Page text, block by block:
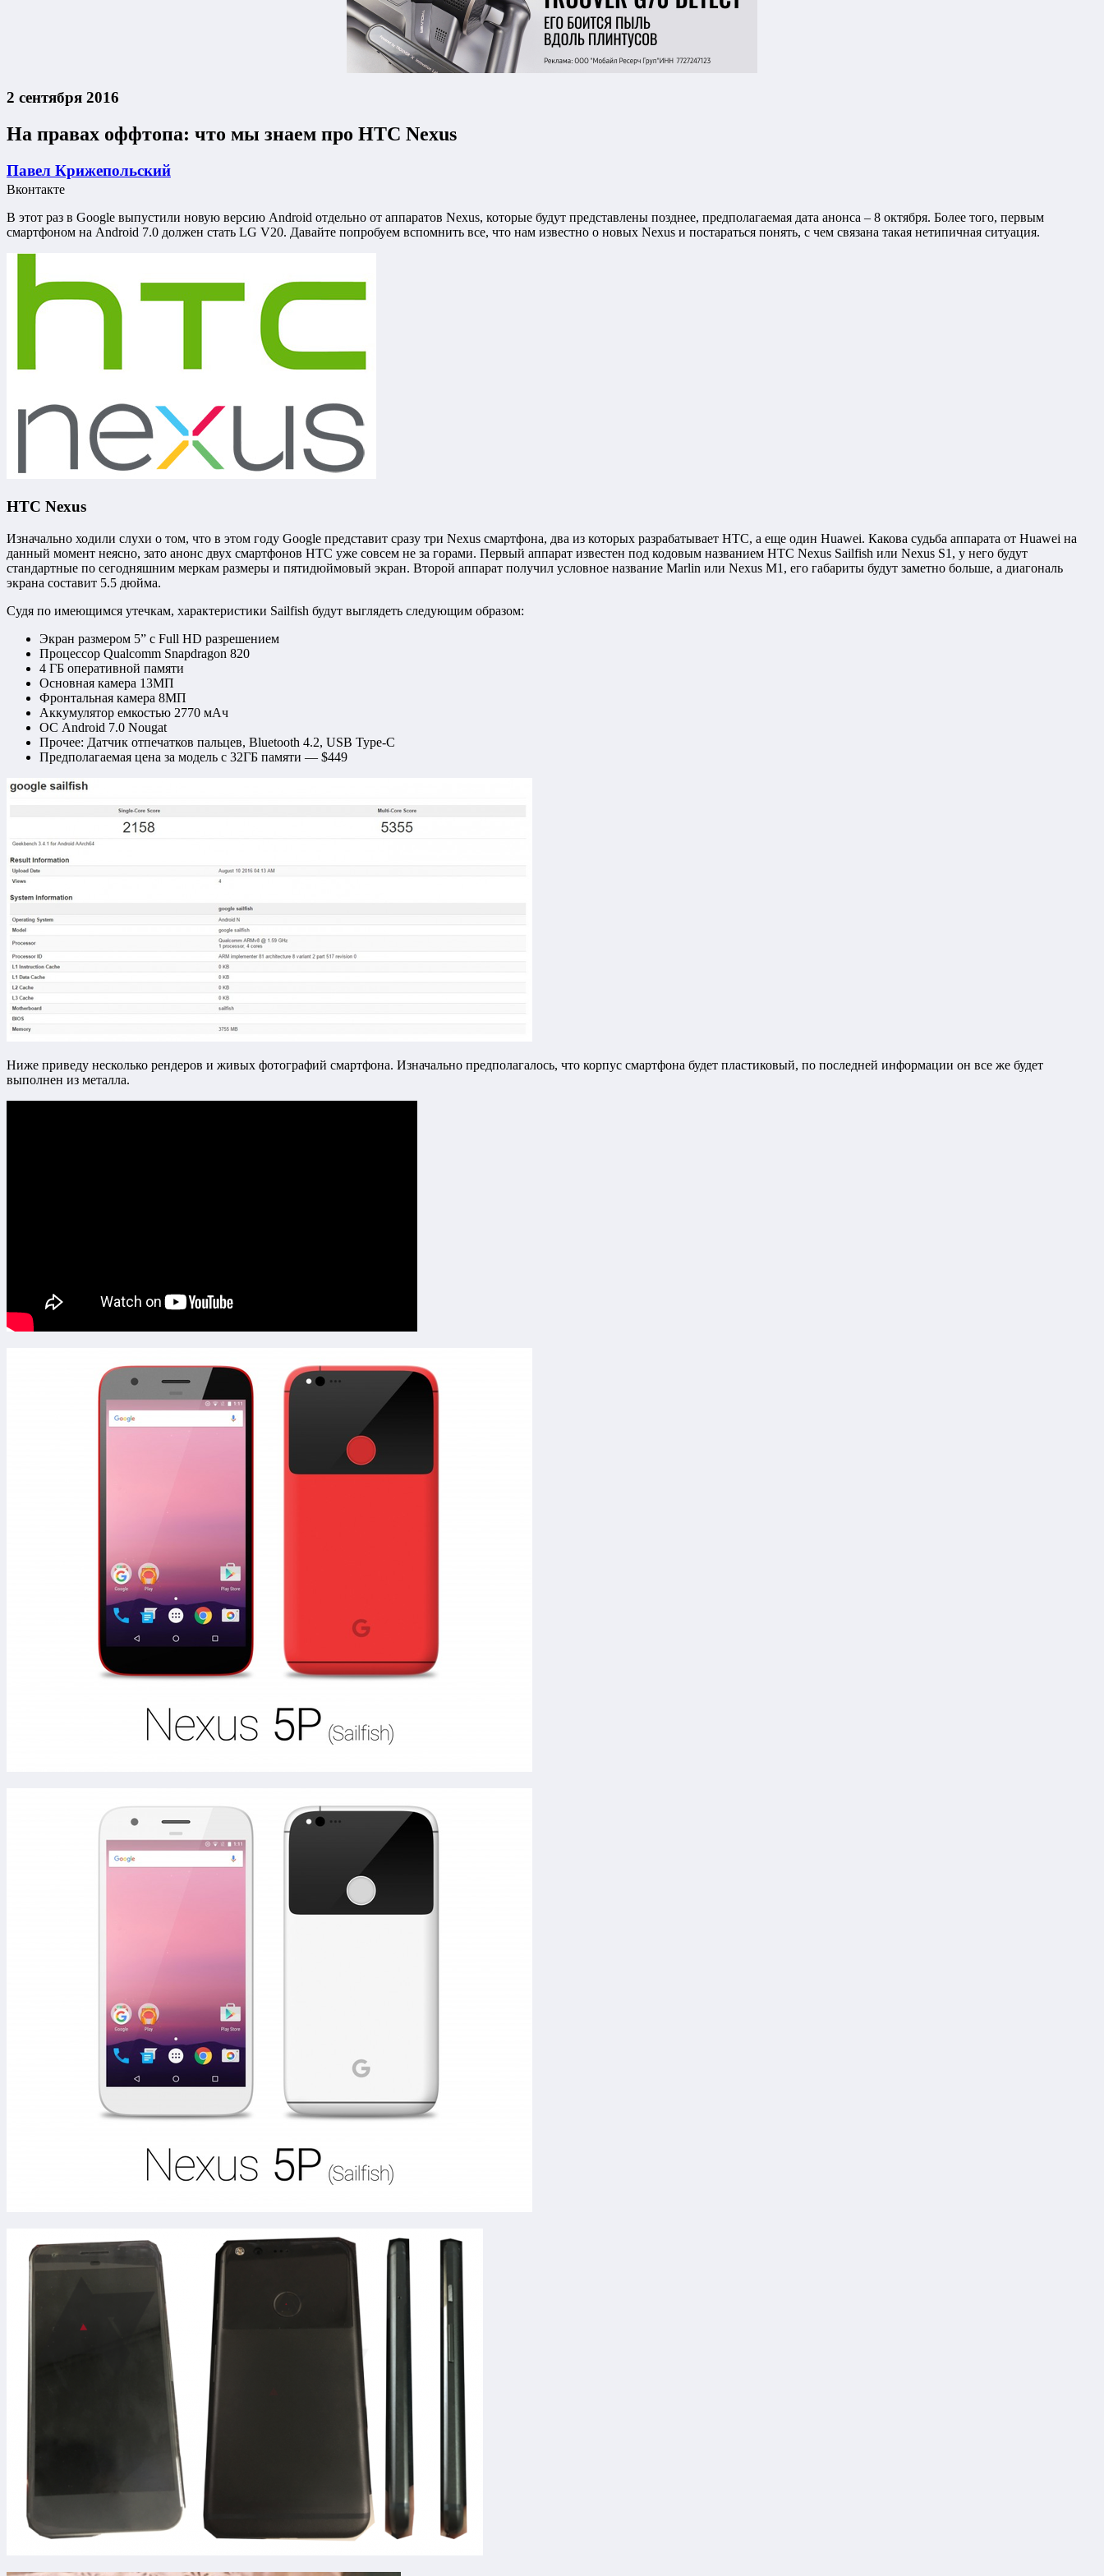
2 сентября 2016
На правах оффтопа: что мы знаем про HTC Nexus
Павел Крижепольский
Вконтакте
В этот раз в Google выпустили новую версию Android отдельно от аппаратов Nexus, которые будут представлены позднее, предполагаемая дата анонса – 8 октября. Более того, первым
смартфоном на Android 7.0 должен стать LG V20. Давайте попробуем вспомнить все, что нам известно о новых Nexus и постараться понять, с чем связана такая нетипичная ситуация.
HTC Nexus
Изначально ходили слухи о том, что в этом году Google представит сразу три Nexus смартфона, два из которых разрабатывает HTC, а еще один Huawei. Какова судьба аппарата от Huawei на
данный момент неясно, зато анонс двух смартфонов HTC уже совсем не за горами. Первый аппарат известен под кодовым названием HTC Nexus Sailfish или Nexus S1, у него будут
стандартные по сегодняшним меркам размеры и пятидюймовый экран. Второй аппарат получил условное название Marlin или Nexus M1, его габариты будут заметно больше, а диагональ
экрана составит 5.5 дюйма.
Судя по имеющимся утечкам, характеристики Sailfish будут выглядеть следующим образом:
Экран размером 5” с Full HD разрешением
Процессор Qualcomm Snapdragon 820
4 ГБ оперативной памяти
Основная камера 13МП
Фронтальная камера 8МП
Аккумулятор емкостью 2770 мАч
ОС Android 7.0 Nougat
Прочее: Датчик отпечатков пальцев, Bluetooth 4.2, USB Type-C
Предполагаемая цена за модель с 32ГБ памяти — $449
Ниже приведу несколько рендеров и живых фотографий смартфона. Изначально предполагалось, что корпус смартфона будет пластиковый, по последней информации он все же будет
выполнен из металла.